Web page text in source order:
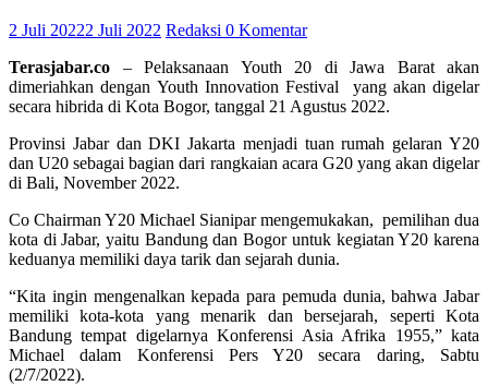
2 Juli 20222 Juli 2022 Redaksi 0 Komentar
Terasjabar.co – Pelaksanaan Youth 20 di Jawa Barat akan
dimeriahkan dengan Youth Innovation Festival yang akan digelar
secara hibrida di Kota Bogor, tanggal 21 Agustus 2022.
Provinsi Jabar dan DKI Jakarta menjadi tuan rumah gelaran Y20
dan U20 sebagai bagian dari rangkaian acara G20 yang akan digelar
di Bali, November 2022.
Co Chairman Y20 Michael Sianipar mengemukakan, pemilihan dua
kota di Jabar, yaitu Bandung dan Bogor untuk kegiatan Y20 karena
keduanya memiliki daya tarik dan sejarah dunia.
“Kita ingin mengenalkan kepada para pemuda dunia, bahwa Jabar
memiliki kota-kota yang menarik dan bersejarah, seperti Kota
Bandung tempat digelarnya Konferensi Asia Afrika 1955,” kata
Michael dalam Konferensi Pers Y20 secara daring, Sabtu
(2/7/2022).